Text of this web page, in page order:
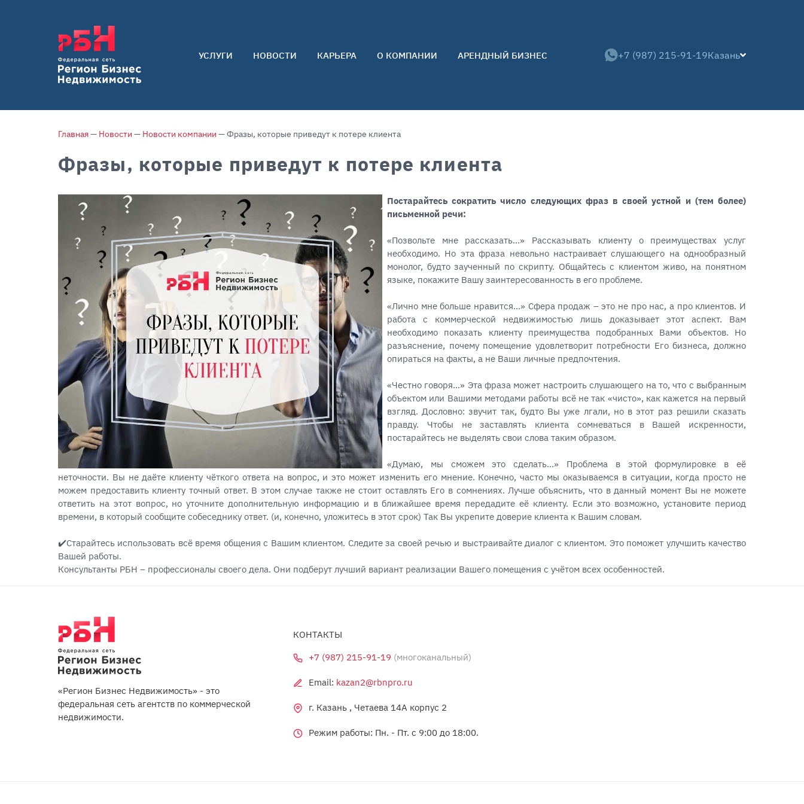
УСЛУГИ
Покупателям
Собственникам
НОВОСТИ КАРЬЕРА О КОМПАНИИ
Команда
АРЕНДНЫЙ БИЗНЕС +7 (987) 215-91-19Казань
Главная— Новости — Новости компании — Фразы, которые приведут к потере клиента
Фразы, которые приведут к потере клиента
Постарайтесь сократить число следующих фраз в своей устной и (тем более)
письменной речи:⠀
«Позвольте мне рассказать…» Рассказывать клиенту о преимуществах услуг
необходимо. Но эта фраза невольно настраивает слушающего на однообразный
монолог, будто заученный по скрипту. Общайтесь с клиентом живо, на понятном
языке, покажите Вашу заинтересованность в его проблеме.⠀
«Лично мне больше нравится…» Сфера продаж – это не про нас, а про клиентов. И
работа с коммерческой недвижимостью лишь доказывает этот аспект. Вам
необходимо показать клиенту преимущества подобранных Вами объектов. Но
разъяснение, почему помещение удовлетворит потребности Его бизнеса, должно
опираться на факты, а не Ваши личные предпочтения.⠀
«Честно говоря…» Эта фраза может настроить слушающего на то, что с выбранным
объектом или Вашими методами работы всё не так «чисто», как кажется на первый
взгляд. Дословно: звучит так, будто Вы уже лгали, но в этот раз решили сказать
правду. Чтобы не заставлять клиента сомневаться в Вашей искренности,
постарайтесь не выделять свои слова таким образом.⠀
«Думаю, мы сможем это сделать…» Проблема в этой формулировке в её
неточности. Вы не даёте клиенту чёткого ответа на вопрос, и это может изменить его мнение. Конечно, часто мы оказываемся в ситуации, когда просто не
можем предоставить клиенту точный ответ. В этом случае также не стоит оставлять Его в сомнениях. Лучше объяснить, что в данный момент Вы не можете
ответить на этот вопрос, но уточните дополнительную информацию и в ближайшее время передадите её клиенту. Если это возможно, установите период
времени, в который сообщите собеседнику ответ. (и, конечно, уложитесь в этот срок) Так Вы укрепите доверие клиента к Вашим словам.⠀
✔️Старайтесь использовать всё время общения с Вашим клиентом. Следите за своей речью и выстраивайте диалог с клиентом. Это поможет улучшить качество
Вашей работы. ⠀
Консультанты РБН – профессионалы своего дела. Они подберут лучший вариант реализации Вашего помещения с учётом всех особенностей.
«Регион Бизнес Недвижимость» - это
федеральная сеть агентств по коммерческой
недвижимости.
КОНТАКТЫ
+7 (987) 215-91-19 (многоканальный)
Email: kazan2@rbnpro.ru
г. Казань , Четаева 14А корпус 2
Режим работы: Пн. - Пт. c 9:00 до 18:00.